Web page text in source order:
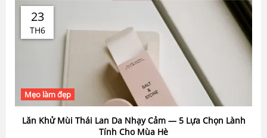
23
TH6
Mẹo làm đẹp
Lăn Khử Mùi Thái Lan Da Nhạy Cảm — 5 Lựa Chọn Lành
Tính Cho Mùa Hè